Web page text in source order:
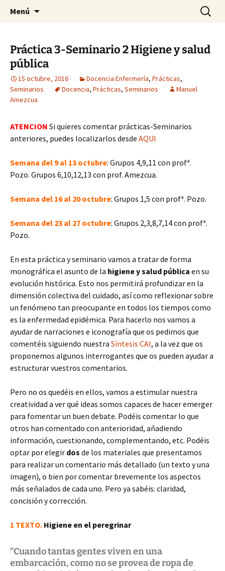
Gomeres
Historia, cultura y pensamiento
Menú Buscar:
Práctica 3-Seminario 2 Higiene y salud
pública
15 octubre, 2016 Docencia Enfermería, Prácticas,
Seminarios
Docencia, Prácticas, Seminarios
Manuel
Amezcua
ATENCION Si quieres comentar prácticas-Seminarios
anteriores, puedes localizarlos desde AQUI
Semana del 9 al 13 octubre: Grupos 4,9,11 con profª.
Pozo. Grupos 6,10,12,13 con prof. Amezcua.
Semana del 16 al 20 octubre: Grupos 1,5 con profª. Pozo.
Semana del 23 al 27 octubre: Grupos 2,3,8,7,14 con profª.
Pozo.
En esta práctica y seminario vamos a tratar de forma
monográfica el asunto de la higiene y salud pública en su
evolución histórica. Esto nos permitirá profundizar en la
dimensión colectiva del cuidado, así como reflexionar sobre
un fenómeno tan preocupante en todos los tiempos como
es la enfermedad epidémica. Para hacerlo nos vamos a
ayudar de narraciones e iconografía que os pedimos que
comentéis siguiendo nuestra Síntesis CAI, a la vez que os
proponemos algunos interrogantes que os pueden ayudar a
estructurar vuestros comentarios.
Pero no os quedéis en ellos, vamos a estimular nuestra
creatividad a ver qué ideas somos capaces de hacer emerger
para fomentar un buen debate. Podéis comentar lo que
otros han comentado con anterioridad, añadiendo
información, cuestionando, complementando, etc. Podéis
optar por elegir dos de los materiales que presentamos
para realizar un comentario más detallado (un texto y una
imagen), o bien por comentar brevemente los aspectos
más señalados de cada uno. Pero ya sabéis: claridad,
concisión y corrección.
1 TEXTO. Higiene en el peregrinar
“Cuando tantas gentes viven en una
embarcación, como no se provea de ropa de